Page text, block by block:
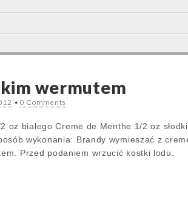
wermutem
• 0 Comments
oz białego Creme de Menthe 1/2 oz
wykonania: Brandy wymieszać z
Przed podaniem wrzucić kostki lodu.